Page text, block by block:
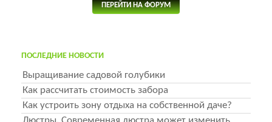
ПЕРЕЙТИ НА ФОРУМ
ПОСЛЕДНИЕ НОВОСТИ
Выращивание садовой голубики
Как рассчитать стоимость забора
Как устроить зону отдыха на собственной даче?